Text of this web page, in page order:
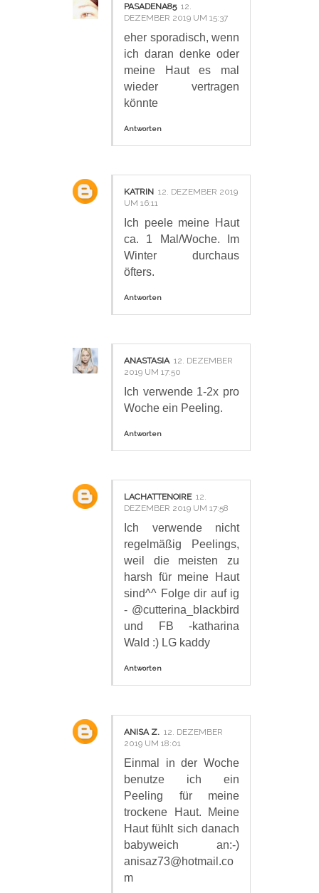
PASADENA85 12.
DEZEMBER 2019 UM 15:37
eher sporadisch, wenn
ich daran denke oder
meine Haut es mal
wieder vertragen
könnte
Antworten
KATRIN 12. DEZEMBER 2019
UM 16:11
Ich peele meine Haut
ca. 1 Mal/Woche. Im
Winter durchaus
öfters.
Antworten
ANASTASIA 12. DEZEMBER
2019 UM 17:50
Ich verwende 1-2x pro
Woche ein Peeling.
Antworten
LACHATTENOIRE 12.
DEZEMBER 2019 UM 17:58
Ich verwende nicht
regelmäßig Peelings,
weil die meisten zu
harsh für meine Haut
sind^^ Folge dir auf ig
- @cutterina_blackbird
und FB -katharina
Wald :) LG kaddy
Antworten
ANISA Z. 12. DEZEMBER
2019 UM 18:01
Einmal in der Woche
benutze ich ein
Peeling für meine
trockene Haut. Meine
Haut fühlt sich danach
babyweich an:-)
anisaz73@hotmail.co
m